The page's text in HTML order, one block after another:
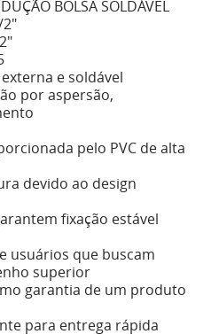
BOLSA SOLDÁVEL
2"
e soldável
por aspersão,
pelo PVC de alta
devido ao design
fixação estável
usuários que buscam
superior
garantia de um produto
para entrega rápida